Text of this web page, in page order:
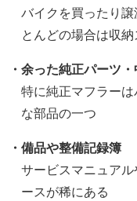
バイクを買ったり
とんどの場合は収
・余った純正パーツ
特に純正マフラー
な部品の一つ
・備品や整備記録簿
サービスマニュア
ースが稀にある